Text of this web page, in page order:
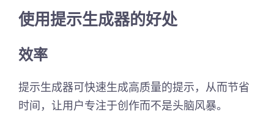
使用提示生成器的好处
效率
提示生成器可快速生成高质量的提示，从而节省
时间，让用户专注于创作而不是头脑风暴。